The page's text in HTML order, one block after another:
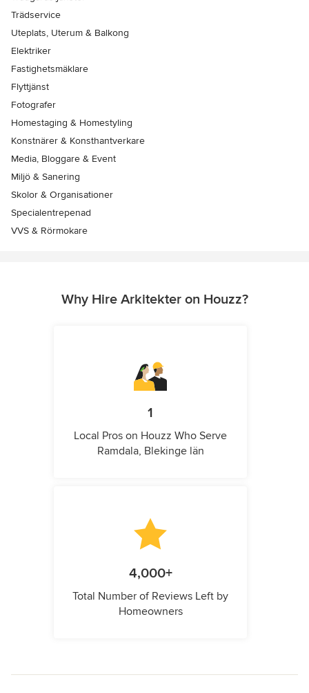
Trädservice
Uteplats, Uterum & Balkong
Elektriker
Fastighetsmäklare
Flyttjänst
Fotografer
Homestaging & Homestyling
Konstnärer & Konsthantverkare
Media, Bloggare & Event
Miljö & Sanering
Skolor & Organisationer
Specialentrepenad
VVS & Rörmokare
Why Hire Arkitekter on Houzz?
1
Local Pros on Houzz Who Serve
Ramdala, Blekinge län
4,000+
Total Number of Reviews Left by
Homeowners